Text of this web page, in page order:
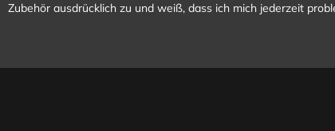
Zubehör ausdrücklich zu und weiß, dass ich mich jederzeit